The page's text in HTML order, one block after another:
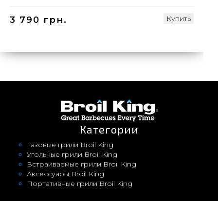
3 790 грн. Купить
Категории
Газовые грили Broil King
Угольные грили Broil King
Встраиваемые грили Broil King
Аксессуары Broil King
Портативные грили Broil King